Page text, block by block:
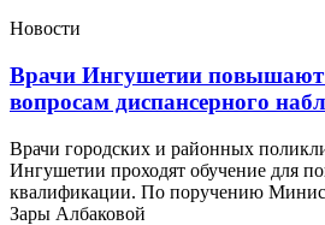
Новости
Врачи Ингушетии
вопросам диспансерного
Врачи городских и районных
Ингушетии проходят обучение для
квалификации. По поручению
Зары Албаковой